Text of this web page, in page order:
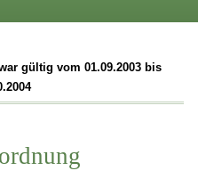
gültig vom 01.09.2003 bis